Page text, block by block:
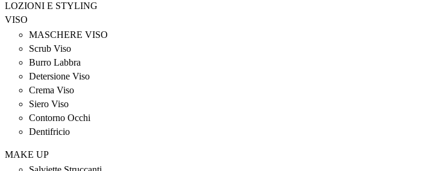
LOZIONI E STYLING
VISO
MASCHERE VISO
Scrub Viso
Burro Labbra
Detersione Viso
Crema Viso
Siero Viso
Contorno Occhi
Dentifricio
MAKE UP